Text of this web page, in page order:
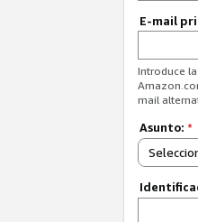
E-mail
Introduce
mail
Asunto: *